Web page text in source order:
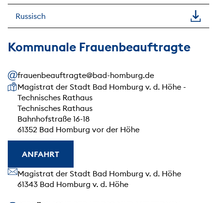
Russisch
Kommunale Frauenbeauftragte
frauenbeauftragte@bad-homburg.de
Unsere Anschrift
Magistrat der Stadt Bad Homburg v. d. Höhe -
Technisches Rathaus
Technisches Rathaus
Bahnhofstraße 16-18
61352 Bad Homburg vor der Höhe
ANFAHRT
Unsere Anschrift
Magistrat der Stadt Bad Homburg v. d. Höhe
61343 Bad Homburg v. d. Höhe